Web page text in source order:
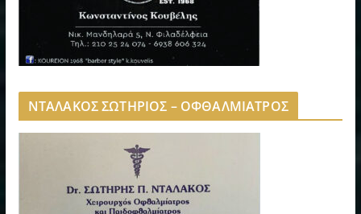
ΝΤΑΛΑΚΟΣ ΣΩΤΗΡΙΟΣ – ΟΦΘΑΛΜΙΑΤΡΟΣ